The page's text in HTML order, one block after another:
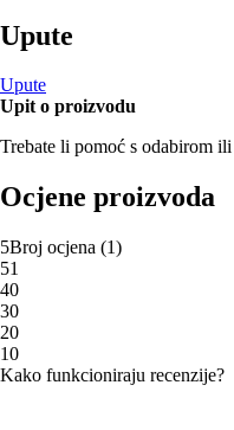
Upute
Upute
Upit o proizvodu
Trebate li pomoć s odabirom
Ocjene proizvoda
5Broj ocjena (1)
51
40
30
20
10
Kako funkcioniraju recenzije?